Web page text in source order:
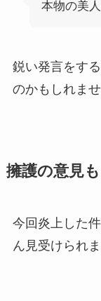
本物の美
鋭い発言をす
のかもしれませ
擁護の意見
今回炎上した
ん見受けられま